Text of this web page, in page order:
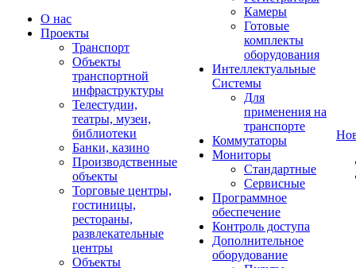
О нас
Проекты
Транспорт
Объекты
транспортной
инфраструктуры
Телестудии,
театры, музеи,
библиотеки
Банки, казино
Производственные
объекты
Торговые центры,
гостиницы,
рестораны,
развлекательные
центры
Объекты
Камеры
Готовые
комплекты
оборудования
Интеллектуальные
Системы
Для
применения на
транспорте
Коммутаторы
Мониторы
Стандартные
Сервисные
Программное
обеспечение
Контроль доступа
Дополнительное
оборудование